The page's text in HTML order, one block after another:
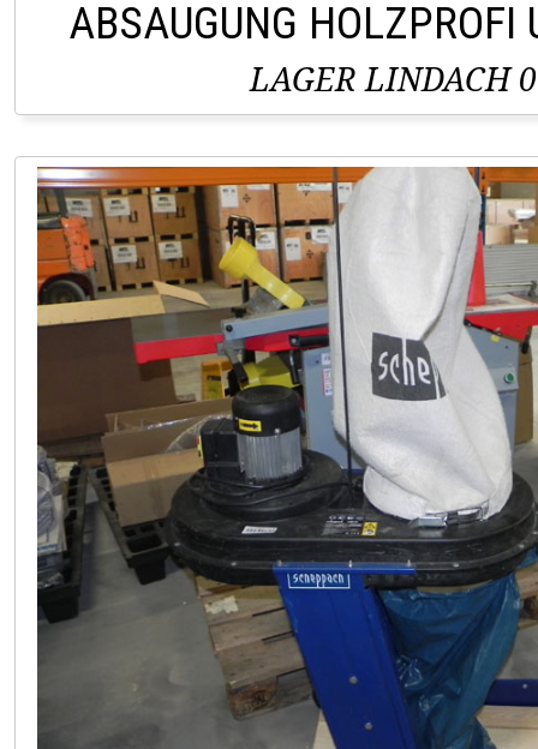
ABSAUGUNG HOLZPROFI
LAGER LINDACH